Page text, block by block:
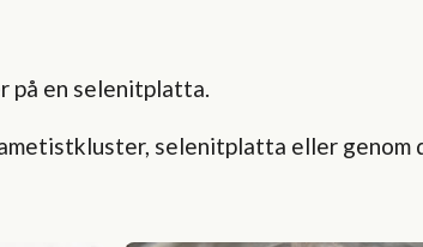
på en selenitplatta.
selenitplatta eller